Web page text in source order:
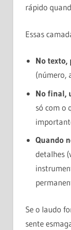
rápido
Essas
No texto,
(número,
No final,
só com o
Quando
detalhes
Se o laudo
sente